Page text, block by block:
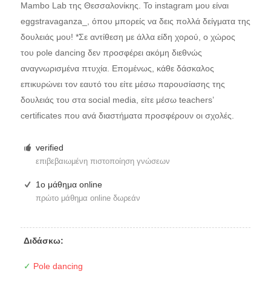
Mambo Lab της Θεσσαλονίκης. Το instagram μου είναι
eggstravaganza_, όπου μπορείς να δεις πολλά δείγματα της
δουλειάς μου! *Σε αντίθεση με άλλα είδη χορού, ο χώρος
του pole dancing δεν προσφέρει ακόμη διεθνώς
αναγνωρισμένα πτυχία. Επομένως, κάθε δάσκαλος
επικυρώνει τον εαυτό του είτε μέσω παρουσίασης της
δουλειάς του στα social media, είτε μέσω teachers’
certificates που ανά διαστήματα προσφέρουν οι σχολές.
verified
επιβεβαιωμένη πιστοποίηση γνώσεων
1ο μάθημα online
πρώτο μάθημα online δωρεάν
Διδάσκω:
✓ Pole dancing